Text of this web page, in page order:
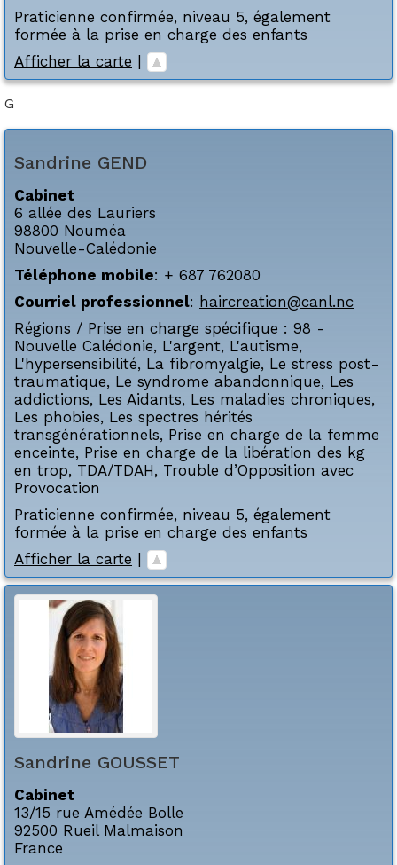
Praticienne confirmée, niveau 5, également
formée à la prise en charge des enfants
Afficher la carte |
G
Sandrine GEND
Cabinet
6 allée des Lauriers
98800 Nouméa
Nouvelle-Calédonie
Téléphone mobile: + 687 762080
Courriel professionnel: haircreation@canl.nc
Régions / Prise en charge spécifique : 98 -
Nouvelle Calédonie, L'argent, L'autisme,
L'hypersensibilité, La fibromyalgie, Le stress post-
traumatique, Le syndrome abandonnique, Les
addictions, Les Aidants, Les maladies chroniques,
Les phobies, Les spectres hérités
transgénérationnels, Prise en charge de la femme
enceinte, Prise en charge de la libération des kg
en trop, TDA/TDAH, Trouble d’Opposition avec
Provocation
Praticienne confirmée, niveau 5, également
formée à la prise en charge des enfants
Afficher la carte
Sandrine GOUSSET
Cabinet
13/15 rue Amédée Bolle
92500 Rueil Malmaison
France